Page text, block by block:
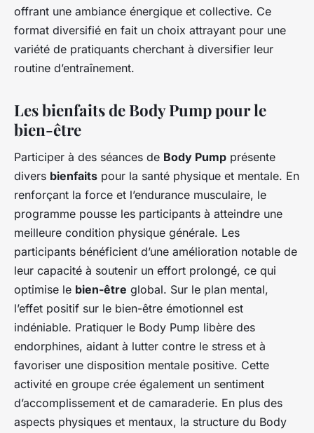
offrant une ambiance énergique et collective. Ce
format diversifié en fait un choix attrayant pour une
variété de pratiquants cherchant à diversifier leur
routine d’entraînement.
Les bienfaits de Body Pump pour le
bien-être
Participer à des séances de Body Pump présente
divers bienfaits pour la santé physique et mentale. En
renforçant la force et l’endurance musculaire, le
programme pousse les participants à atteindre une
meilleure condition physique générale. Les
participants bénéficient d’une amélioration notable de
leur capacité à soutenir un effort prolongé, ce qui
optimise le bien-être global. Sur le plan mental,
l’effet positif sur le bien-être émotionnel est
indéniable. Pratiquer le Body Pump libère des
endorphines, aidant à lutter contre le stress et à
favoriser une disposition mentale positive. Cette
activité en groupe crée également un sentiment
d’accomplissement et de camaraderie. En plus des
aspects physiques et mentaux, la structure du Body